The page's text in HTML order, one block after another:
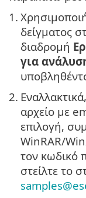
1.
δείγματος
διαδρομή
για
2.
αρχείο με
επιλογή,
WinRAR/
τον κωδικό
στείλτε το